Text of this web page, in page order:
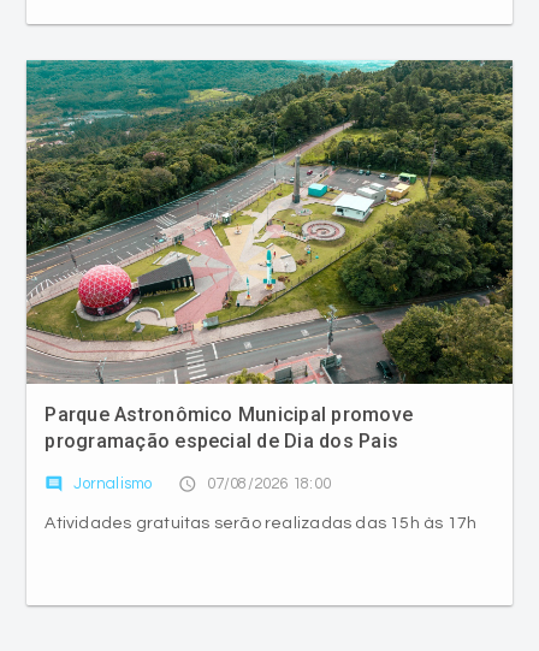
Parque Astronômico Municipal promove
programação especial de Dia dos Pais
comment Jornalismo access_time 07/08/2026 18:00
Atividades gratuitas serão realizadas das 15h às 17h